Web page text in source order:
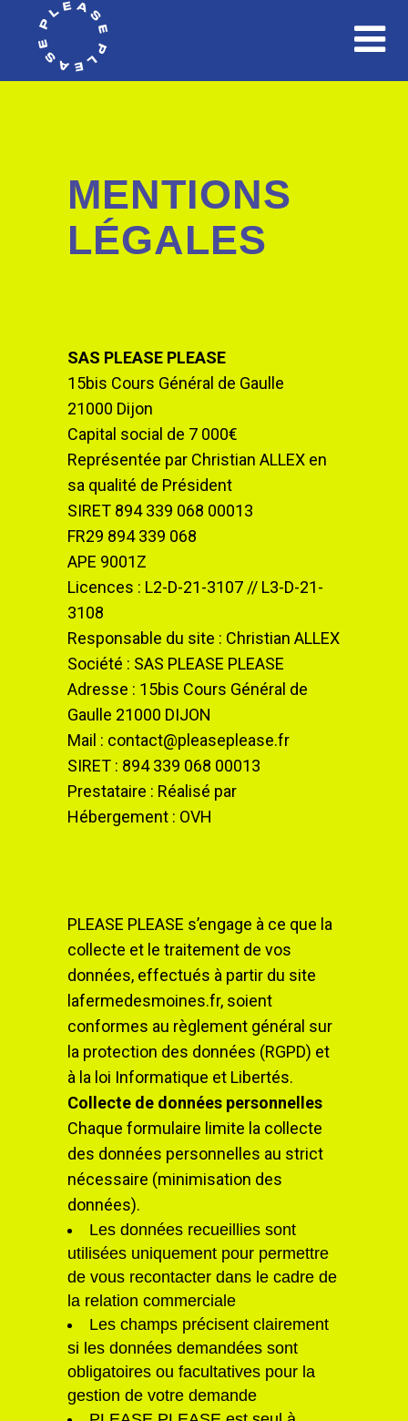
MENTIONS
LÉGALES
SAS PLEASE PLEASE
15bis Cours Général de Gaulle
21000 Dijon
Capital social de 7 000€
Représentée par Christian ALLEX en
sa qualité de Président
SIRET 894 339 068 00013
FR29 894 339 068
APE 9001Z
Licences : L2-D-21-3107 // L3-D-21-
3108
Responsable du site : Christian ALLEX
Société : SAS PLEASE PLEASE
Adresse : 15bis Cours Général de
Gaulle 21000 DIJON
Mail : contact@pleaseplease.fr
SIRET : 894 339 068 00013
Prestataire : Réalisé par
Hébergement : OVH
PLEASE PLEASE s’engage à ce que la
collecte et le traitement de vos
données, effectués à partir du site
lafermedesmoines.fr, soient
conformes au règlement général sur
la protection des données (RGPD) et
à la loi Informatique et Libertés.
Collecte de données personnelles
Chaque formulaire limite la collecte
des données personnelles au strict
nécessaire (minimisation des
données).
Les données recueillies sont
utilisées uniquement pour permettre
de vous recontacter dans le cadre de
la relation commerciale
Les champs précisent clairement
si les données demandées sont
obligatoires ou facultatives pour la
gestion de votre demande